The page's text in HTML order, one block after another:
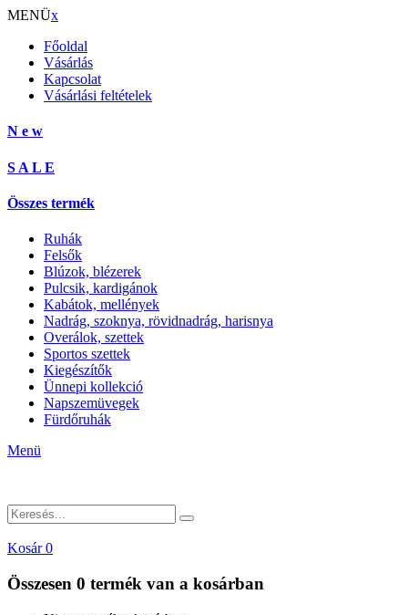
MENÜx
Főoldal
Vásárlás
Kapcsolat
Vásárlási feltételek
N e w
S A L E
Összes termék
Ruhák
Felsők
Blúzok, blézerek
Pulcsik, kardigánok
Kabátok, mellények
Nadrág, szoknya, rövidnadrág, harisnya
Overálok, szettek
Sportos szettek
Kiegészítők
Ünnepi kollekció
Napszemüvegek
Fürdőruhák
Menü
Kosár 0
Összesen 0 termék van a kosárban